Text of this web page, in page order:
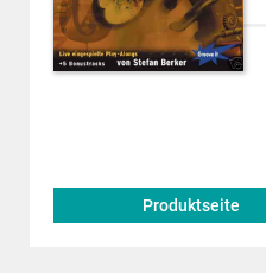
Produktseite